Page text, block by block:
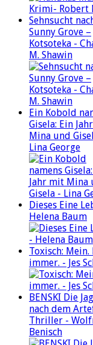
Sehnsucht
Sunny Grove –
Kotsoteka -
M. Shawin
Ein Kobold
Gisela: Ein
Mina und
Lina George
Dieses Eine
Helena Baum
Toxisch: Mein.
immer. - Jes
BENSKI Die
nach dem
Thriller -
Benisch